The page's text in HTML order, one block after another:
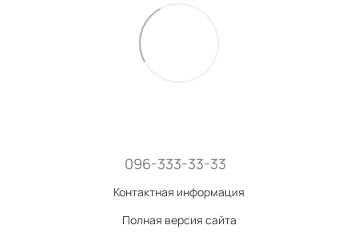
096-333-33-33
Контактная информация
Полная версия сайта